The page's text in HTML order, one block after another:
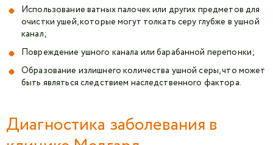
Использование ватных палочек или других предметов для
очистки ушей, которые могут толкать серу глубже в ушной
канал;
Повреждение ушного канала или барабанной перепонки;
Образование излишнего количества ушной серы, что может
быть являться следствием наследственного фактора.
Диагностика заболевания в